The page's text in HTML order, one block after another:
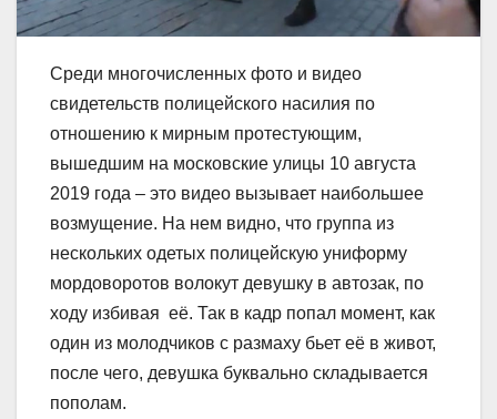
Среди многочисленных фото и видео
свидетельств полицейского насилия по
отношению к мирным протестующим,
вышедшим на московские улицы 10 августа
2019 года – это видео вызывает наибольшее
возмущение. На нем видно, что группа из
нескольких одетых полицейскую униформу
мордоворотов волокут девушку в автозак, по
ходу избивая её. Так в кадр попал момент, как
один из молодчиков с размаху бьет её в живот,
после чего, девушка буквально складывается
пополам.